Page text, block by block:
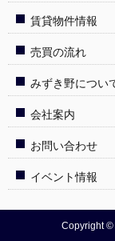
賃貸物件情報
売買の流れ
みずき野につい
会社案内
お問い合わせ
イベント情報
Copyright ©